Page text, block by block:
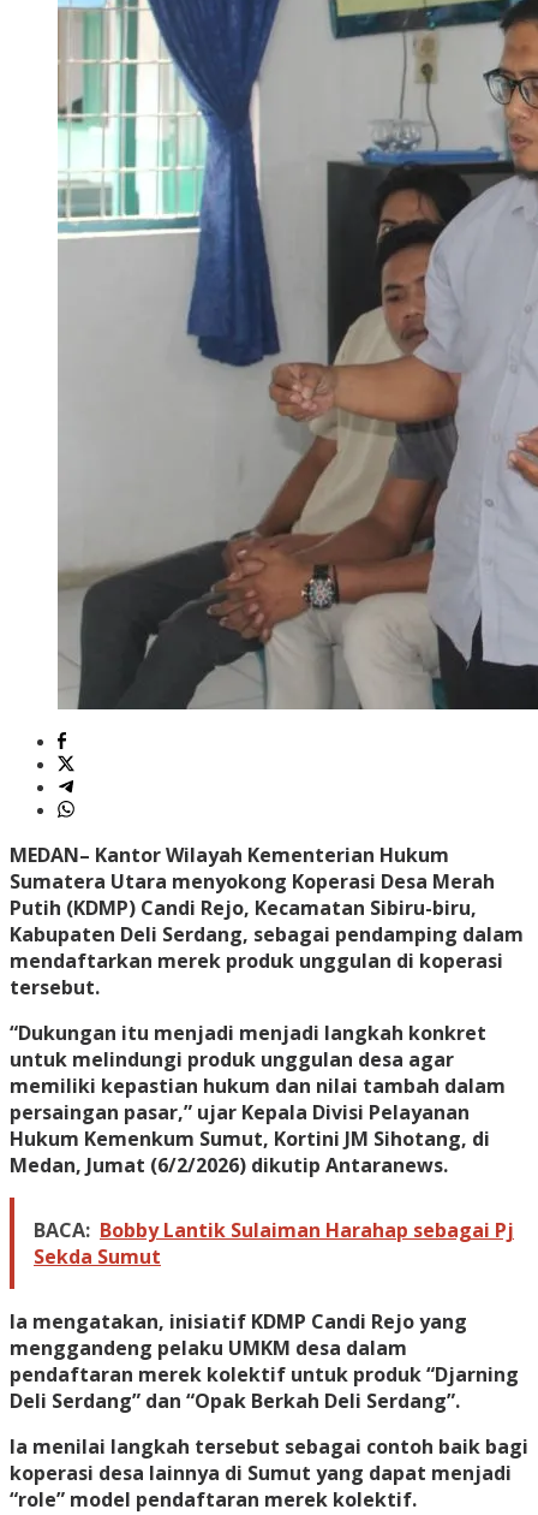
MEDAN– Kantor Wilayah Kementerian Hukum
Sumatera Utara menyokong Koperasi Desa Merah
Putih (KDMP) Candi Rejo, Kecamatan Sibiru-biru,
Kabupaten Deli Serdang, sebagai pendamping dalam
mendaftarkan merek produk unggulan di koperasi
tersebut.
“Dukungan itu menjadi menjadi langkah konkret
untuk melindungi produk unggulan desa agar
memiliki kepastian hukum dan nilai tambah dalam
persaingan pasar,” ujar Kepala Divisi Pelayanan
Hukum Kemenkum Sumut, Kortini JM Sihotang, di
Medan, Jumat (6/2/2026) dikutip Antaranews.
BACA: Bobby Lantik Sulaiman Harahap sebagai Pj
Sekda Sumut
Ia mengatakan, inisiatif KDMP Candi Rejo yang
menggandeng pelaku UMKM desa dalam
pendaftaran merek kolektif untuk produk “Djarning
Deli Serdang” dan “Opak Berkah Deli Serdang”.
Ia menilai langkah tersebut sebagai contoh baik bagi
koperasi desa lainnya di Sumut yang dapat menjadi
“role” model pendaftaran merek kolektif.